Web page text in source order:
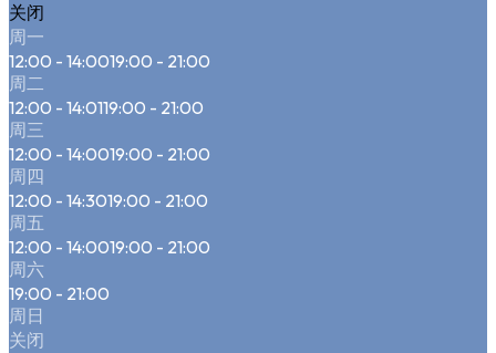
关闭
周一
12:00 - 14:0019:00 - 21:00
周二
12:00 - 14:0119:00 - 21:00
周三
12:00 - 14:0019:00 - 21:00
周四
12:00 - 14:3019:00 - 21:00
周五
12:00 - 14:0019:00 - 21:00
周六
19:00 - 21:00
周日
关闭